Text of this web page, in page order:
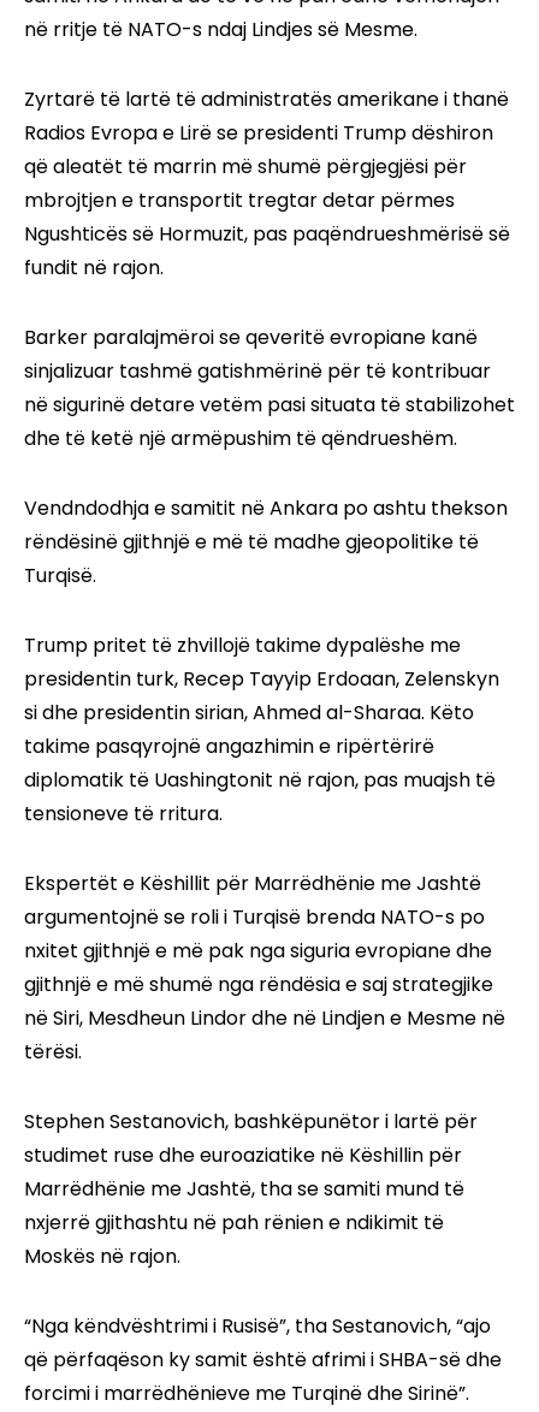
në rritje të NATO-s ndaj Lindjes së Mesme.
Zyrtarë të lartë të administratës amerikane i thanë
Radios Evropa e Lirë se presidenti Trump dëshiron
që aleatët të marrin më shumë përgjegjësi për
mbrojtjen e transportit tregtar detar përmes
Ngushticës së Hormuzit, pas paqëndrueshmërisë së
fundit në rajon.
Barker paralajmëroi se qeveritë evropiane kanë
sinjalizuar tashmë gatishmërinë për të kontribuar
në sigurinë detare vetëm pasi situata të stabilizohet
dhe të ketë një armëpushim të qëndrueshëm.
Vendndodhja e samitit në Ankara po ashtu thekson
rëndësinë gjithnjë e më të madhe gjeopolitike të
Turqisë.
Trump pritet të zhvillojë takime dypalëshe me
presidentin turk, Recep Tayyip Erdoaan, Zelenskyn
si dhe presidentin sirian, Ahmed al-Sharaa. Këto
takime pasqyrojnë angazhimin e ripërtërirë
diplomatik të Uashingtonit në rajon, pas muajsh të
tensioneve të rritura.
Ekspertët e Këshillit për Marrëdhënie me Jashtë
argumentojnë se roli i Turqisë brenda NATO-s po
nxitet gjithnjë e më pak nga siguria evropiane dhe
gjithnjë e më shumë nga rëndësia e saj strategjike
në Siri, Mesdheun Lindor dhe në Lindjen e Mesme në
tërësi.
Stephen Sestanovich, bashkëpunëtor i lartë për
studimet ruse dhe euroaziatike në Këshillin për
Marrëdhënie me Jashtë, tha se samiti mund të
nxjerrë gjithashtu në pah rënien e ndikimit të
Moskës në rajon.
“Nga këndvështrimi i Rusisë”, tha Sestanovich, “ajo
që përfaqëson ky samit është afrimi i SHBA-së dhe
forcimi i marrëdhënieve me Turqinë dhe Sirinë”.